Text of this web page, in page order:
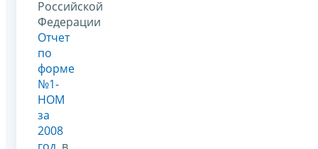
Российской
Федерации
Отчет
по
форме
№1-
НОМ
за
2008